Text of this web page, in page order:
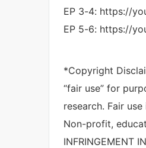
EP 3-4: https://
EP 5-6: https://
*Copyright
“fair use” for
research. Fair
Non-profit,
INFRINGEMENT